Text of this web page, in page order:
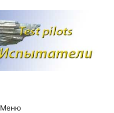
Меню